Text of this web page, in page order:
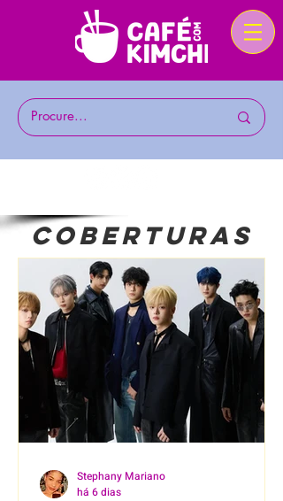
COBERTURAS
Stephany Mariano
há 6 dias